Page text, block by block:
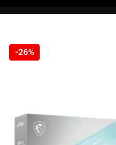
-26%